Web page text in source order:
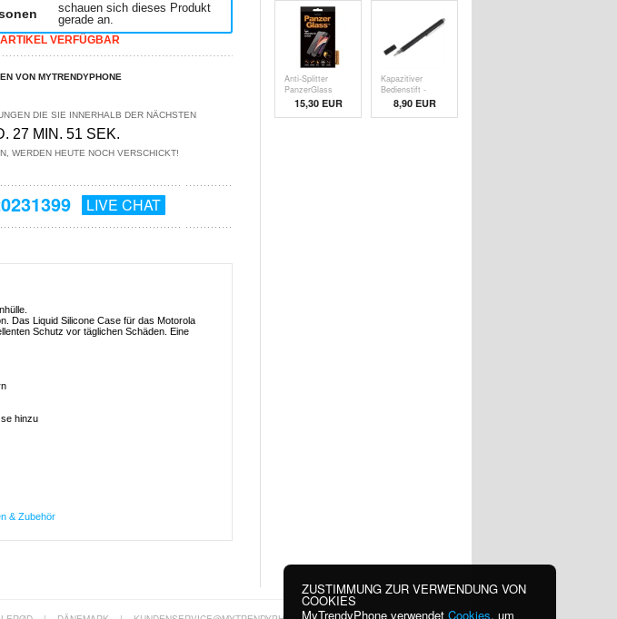
schauen sich dieses Produkt
gerade an.
VERFÜGBAR
VON MYTRENDYPHONE
DIE SIE INNERHALB DER NÄCHSTEN
27 MIN. 50 SEK.
WERDEN HEUTE NOCH VERSCHICKT!
LIVE CHAT
Das Liquid Silicone Case für das Motorola
Schutz vor täglichen Schäden. Eine
hinzu
& Zubehör
Anti-Splitter
PanzerGlass
Disp15,30 EUR
Kapazitiver
Bedienstift -
Schw8,90 EUR
ZUSTIMMUNG ZUR VERWENDUNG VON
COOKIES
MyTrendyPhone verwendet Cookies, um